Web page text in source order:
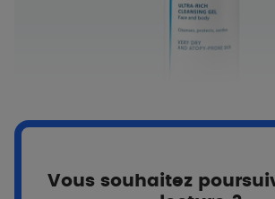
Vous souhaitez
Uniquement les essentiels